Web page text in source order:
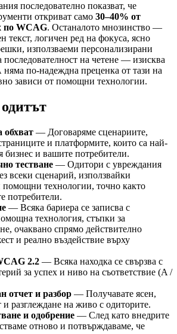
последователно показват, че
откриват само 30–40% от
по WCAG. Останалото мнозинство —
текст, логичен ред на фокуса, ясно
използваеми персонализирани
на четене — изисква
по-надеждна преценка от тази на
зависи от помощни технологии.
обхват — Договаряме сценариите,
и платформите, които са най-
бизнес и вашите потребители.
тестване — Одитори с увреждания
всеки сценарий, използвайки
помощни технологии, точно както
потребители.
— Всяка бариера се записва с
технология, стъпки за
очаквано спрямо действително
и реално въздействие върху
2.2 — Всяка находка се свързва с
за успех и ниво на съответствие (A /
отчет и разбор — Получавате ясен,
и разглеждане на живо с одиторите.
и одобрение — След като внедрите
отново и потвърждаваме, че